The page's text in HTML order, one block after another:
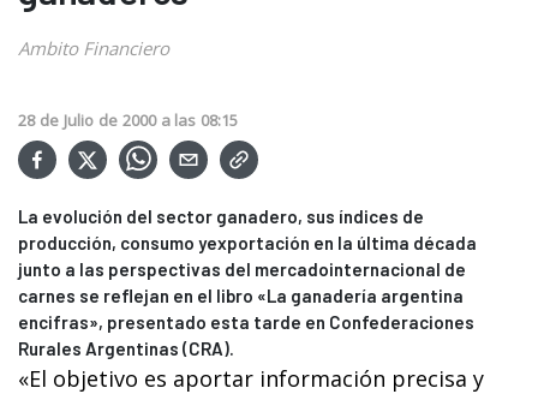
Ambito Financiero
28 de Julio de 2000 a las 08:15
La evolución del sector ganadero, sus índices de
producción, consumo yexportación en la última década
junto a las perspectivas del mercadointernacional de
carnes se reflejan en el libro «La ganadería argentina
encifras», presentado esta tarde en Confederaciones
Rurales Argentinas (CRA).
«El objetivo es aportar información precisa y